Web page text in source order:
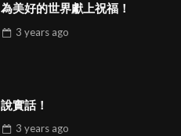
為美好的世界獻上祝福！
3 years ago
說實話！
3 years ago